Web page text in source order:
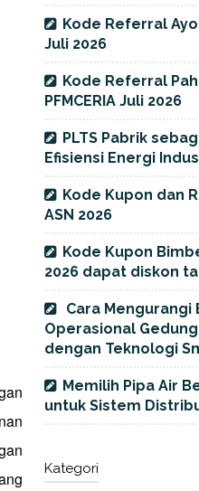
Kode Referral
Juli 2026
Kode Referral
PFMCERIA Juli 2026
PLTS Pabrik
Efisiensi Energi
Kode Kupon dan
ASN 2026
Kode Kupon
2026 dapat diskon
Cara Mengurangi
Operasional Gedung
dengan Teknologi
Memilih Pipa Air
untuk Sistem
Kategori